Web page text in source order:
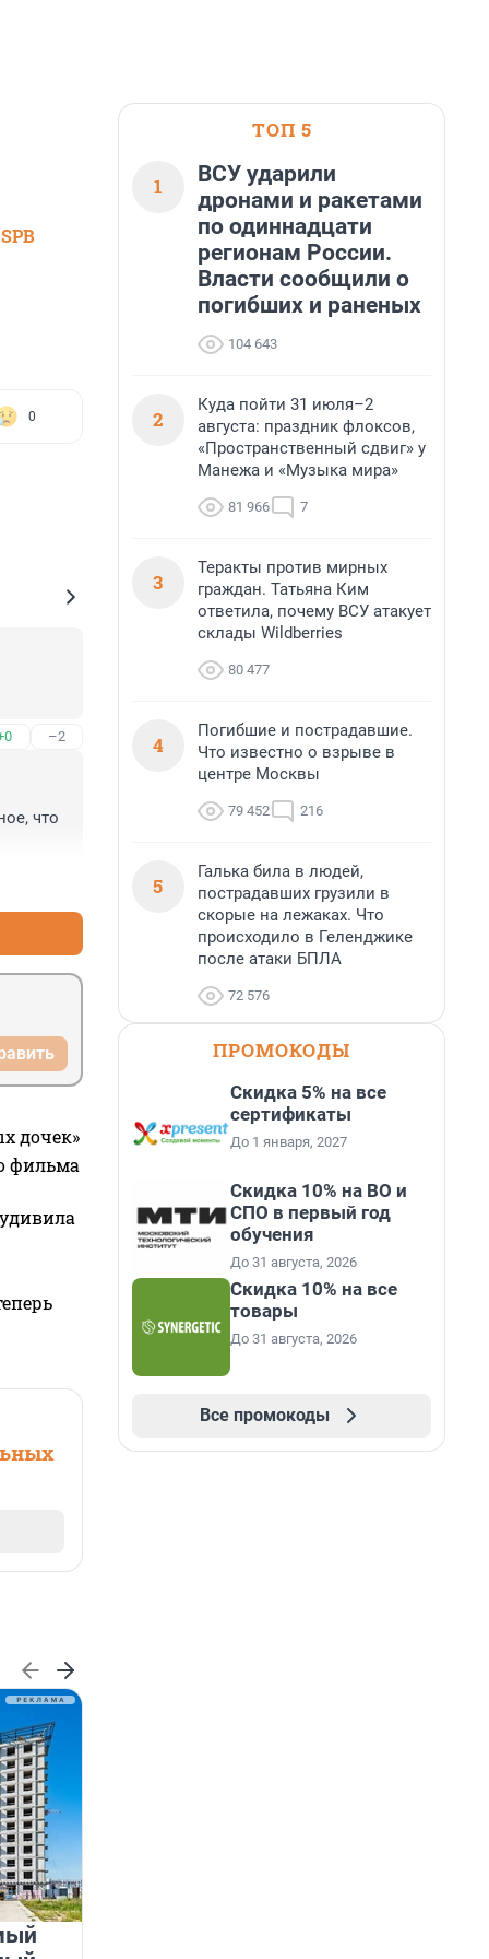
0
–2
что
дочек»
фильма
ТОП 5
1
ВСУ ударили
дронами и ракетами
по одиннадцати
регионам России.
Власти сообщили о
погибших и раненых
104 643
2
Куда пойти 31 июля–2
августа: праздник флоксов,
«Пространственный сдвиг» у
Манежа и «Музыка мира»
81 966 7
3
Теракты против мирных
граждан. Татьяна Ким
ответила, почему ВСУ атакует
склады Wildberries
80 477
4
Погибшие и пострадавшие.
Что известно о взрыве в
центре Москвы
79 452 216
5
Галька била в людей,
пострадавших грузили в
скорые на лежаках. Что
происходило в Геленджике
после атаки БПЛА
72 576
ПРОМОКОДЫ
Скидка 5% на все
сертификаты
До 1 января, 2027
Скидка 10% на ВО и
СПО в первый год
обучения
До 31 августа, 2026
Скидка 10% на все
товары
До 31 августа, 2026
Все промокоды